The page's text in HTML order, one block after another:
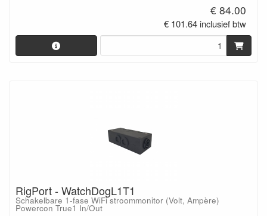
€ 84.00
€ 101.64 inclusief btw
RigPort - WatchDogL1T1
Schakelbare 1-fase WiFi stroommonitor (Volt, Ampère)
Powercon True1 In/Out